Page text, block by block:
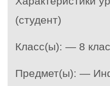
(студент)
Класс(ы): — 8
Предмет(ы): —